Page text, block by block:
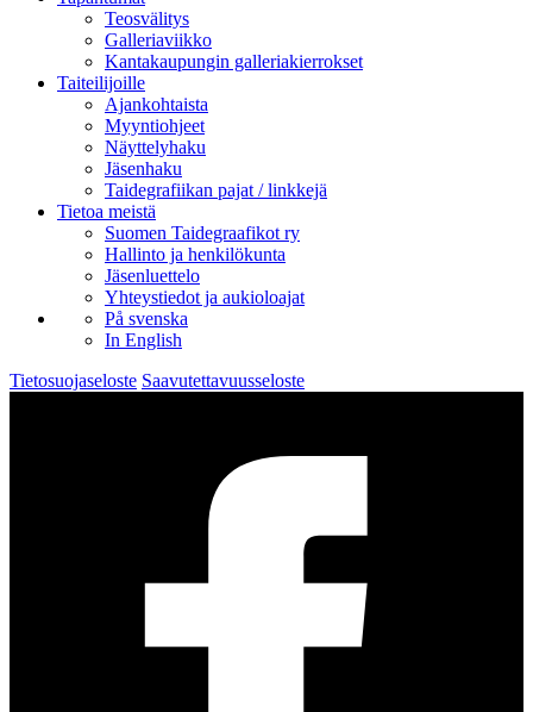
Teosvälitys
Galleriaviikko
Kantakaupungin galleriakierrokset
Taiteilijoille
Ajankohtaista
Myyntiohjeet
Näyttelyhaku
Jäsenhaku
Taidegrafiikan pajat / linkkejä
Tietoa meistä
Suomen Taidegraafikot ry
Hallinto ja henkilökunta
Jäsenluettelo
Yhteystiedot ja aukioloajat
På svenska
In English
Tietosuojaseloste Saavutettavuusseloste